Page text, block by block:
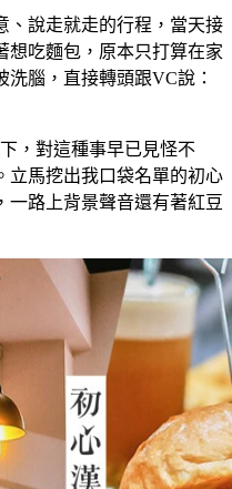
、說走就走的行程，當天接
想吃麵包，原本只打算在家
腦，直接轉頭跟VC說：
，對這種事早已見怪不
立馬挖出我口袋名單的初心
一路上背景聲音還有著紅豆